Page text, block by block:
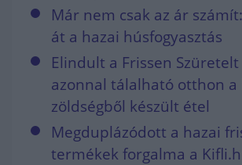
Már nem csak az ár
át a hazai húsfogyasztás
Elindult a Frissen
azonnal tálalható otthon a
zöldségből készült étel
Megduplázódott a hazai
termékek forgalma a